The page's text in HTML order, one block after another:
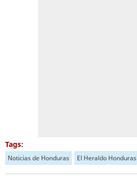
Tags:
Noticias de Honduras El Heraldo Honduras